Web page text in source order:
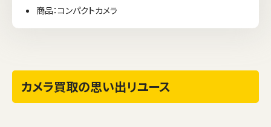
商品：コンパクトカメラ
カメラ買取の思い出リユース